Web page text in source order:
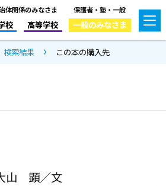
体関係のみなさま
校 高等学校
保護者・塾・一般
一般のみなさま
検索結果 この本の購入先
山 顕／文